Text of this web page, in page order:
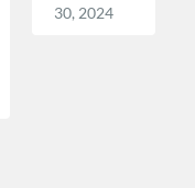
30, 2024